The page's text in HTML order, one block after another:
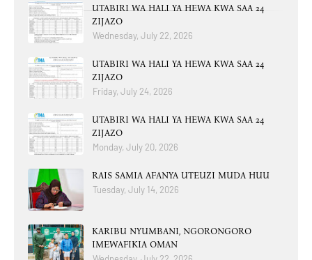
UTABIRI WA HALI YA HEWA KWA SAA 24
ZIJAZO
Wednesday, July 22, 2026
UTABIRI WA HALI YA HEWA KWA SAA 24
ZIJAZO
Friday, July 24, 2026
UTABIRI WA HALI YA HEWA KWA SAA 24
ZIJAZO
Monday, July 20, 2026
RAIS SAMIA AFANYA UTEUZI MUDA HUU
Tuesday, July 14, 2026
KARIBU NYUMBANI, NGORONGORO
IMEWAFIKIA OMAN